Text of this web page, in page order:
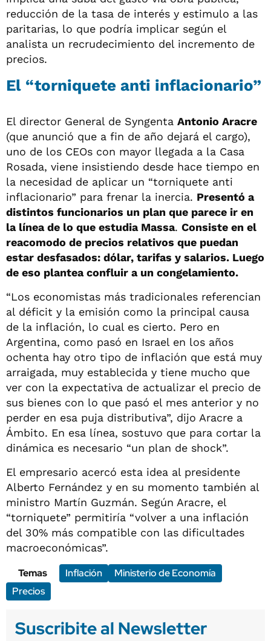
reducción de la tasa de interés y estimulo a las
paritarias, lo que podría implicar según el
analista un recrudecimiento del incremento de
precios.
El “torniquete anti inflacionario”
El director General de Syngenta Antonio Aracre
(que anunció que a fin de año dejará el cargo),
uno de los CEOs con mayor llegada a la Casa
Rosada, viene insistiendo desde hace tiempo en
la necesidad de aplicar un “torniquete anti
inflacionario” para frenar la inercia. Presentó a
distintos funcionarios un plan que parece ir en
la línea de lo que estudia Massa. Consiste en el
reacomodo de precios relativos que puedan
estar desfasados: dólar, tarifas y salarios. Luego
de eso plantea confluir a un congelamiento.
“Los economistas más tradicionales referencian
al déficit y la emisión como la principal causa
de la inflación, lo cual es cierto. Pero en
Argentina, como pasó en Israel en los años
ochenta hay otro tipo de inflación que está muy
arraigada, muy establecida y tiene mucho que
ver con la expectativa de actualizar el precio de
sus bienes con lo que pasó el mes anterior y no
perder en esa puja distributiva”, dijo Aracre a
Ámbito. En esa línea, sostuvo que para cortar la
dinámica es necesario “un plan de shock”.
El empresario acercó esta idea al presidente
Alberto Fernández y en su momento también al
ministro Martín Guzmán. Según Aracre, el
“torniquete” permitiría “volver a una inflación
del 30% más compatible con las dificultades
macroeconómicas”.
Temas
Inflación
Ministerio de Economía
Precios
Suscribite al Newsletter